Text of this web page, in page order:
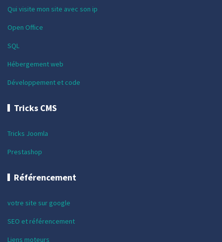
Qui visite mon site avec son ip
Open Office
SQL
Hébergement web
Développement et code
Tricks CMS
Tricks Joomla
Prestashop
Référencement
votre site sur google
SEO et référencement
Liens moteurs